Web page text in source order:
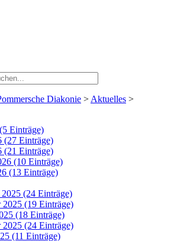
Diakonie > Aktuelles >
Einträge)
(27 Einträge)
(21 Einträge)
(10 Einträge)
(13 Einträge)
(24 Einträge)
2025 (19 Einträge)
(18 Einträge)
2025 (24 Einträge)
(11 Einträge)